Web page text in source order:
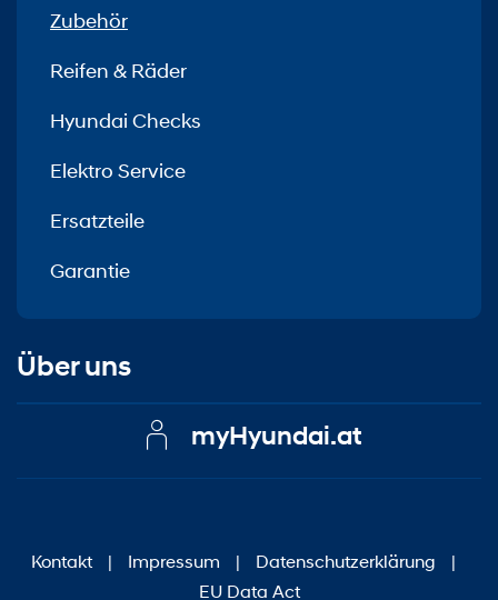
Zubehör
Reifen & Räder
Hyundai Checks
Elektro Service
Ersatzteile
Garantie
Über uns
myHyundai.at
Kontakt | Impressum | Datenschutzerklärung
|
EU Data Act